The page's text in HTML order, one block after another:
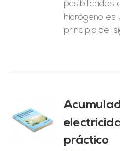
posibilidades
hidrógeno es
principio del
práctico